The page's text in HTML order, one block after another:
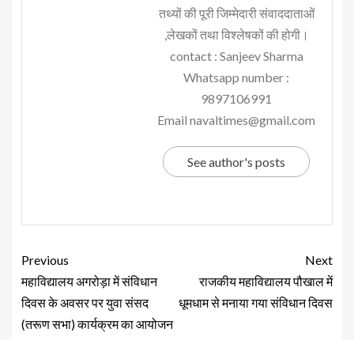
तथ्यों की पूरी जिम्मेदारी संवाददाताओं
,लेखकों तथा विश्लेषकों की होगी।
contact : Sanjeev Sharma
Whatsapp number :
9897106991
Email navaltimes@gmail.com
See author's posts
Previous
महाविद्यालय अगरोड़ा में संविधान
दिवस के अवसर पर युवा संसद
(तरूण सभा) कार्यक्रम का आयोजन
Next
राजकीय महाविद्यालय पौखाल में
धूमधाम से मनाया गया संविधान दिवस